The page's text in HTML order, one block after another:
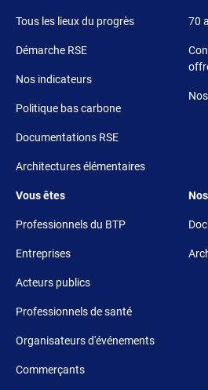
Tous les lieux du progrès
Démarche RSE
Nos indicateurs
Politique bas carbone
Documentations RSE
Architectures élémentaires
70
Footer 3
Vous êtes
Professionnels du BTP
Entreprises
Acteurs publics
Professionnels de santé
Organisateurs d'événements
Commerçants